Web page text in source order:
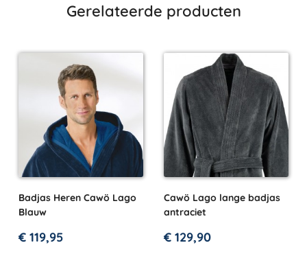
Gerelateerde producten
Badjas Heren Cawö Lago
Blauw
€ 119,95
Cawö Lago lange badjas
antraciet
€ 129,90